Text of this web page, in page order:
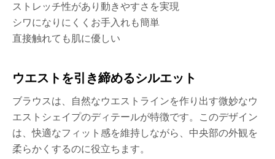
ストレッチ性があり動きやすさを実現
シワになりにくくお手入れも簡単
直接触れても肌に優しい
ウエストを引き締めるシルエット
ブラウスは、自然なウエストラインを作り出す微妙なウ
エストシェイプのディテールが特徴です。このデザイン
は、快適なフィット感を維持しながら、中央部の外観を
柔らかくするのに役立ちます。